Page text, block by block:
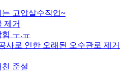
고압살수작업~
제거
ㅜ.ㅠ
사로 인한 오래된 오수관로 제거
준설